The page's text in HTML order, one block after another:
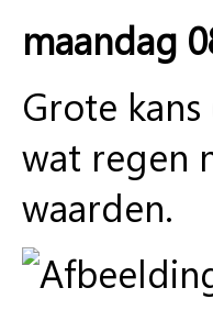
maandag
Grote
wat regen
waarden.